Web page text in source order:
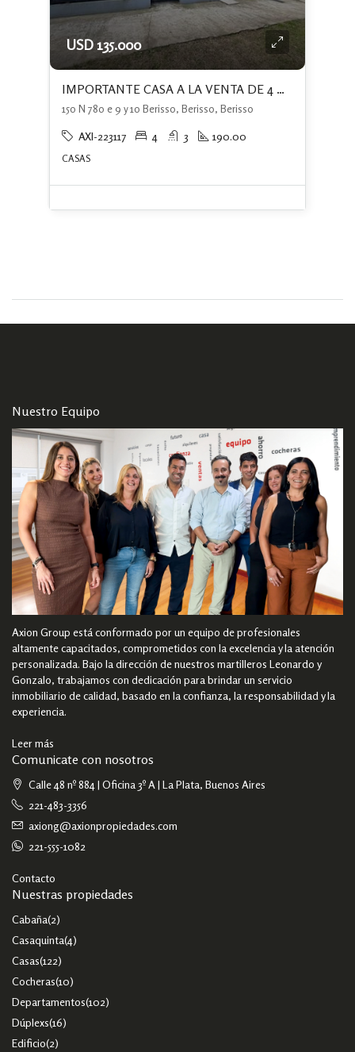
USD 135.000
IMPORTANTE CASA A LA VENTA DE 4 DORMITORIOS+PATIO CON PISCINA+ QUINCHO
150 N 780 e 9 y 10 Berisso, Berisso, Berisso
AXI-223117 4 3 190.00
CASAS
Nuestro Equipo
Axion Group está conformado por un equipo de profesionales
altamente capacitados, comprometidos con la excelencia y la atención
personalizada. Bajo la dirección de nuestros martilleros Leonardo y
Gonzalo, trabajamos con dedicación para brindar un servicio
inmobiliario de calidad, basado en la confianza, la responsabilidad y la
experiencia.
Leer más
Comunicate con nosotros
Calle 48 nº 884 | Oficina 3º A | La Plata, Buenos Aires
221-483-3356
axiong@axionpropiedades.com
221-555-1082
Contacto
Nuestras propiedades
Cabaña(2)
Casaquinta(4)
Casas(122)
Cocheras(10)
Departamentos(102)
Dúplexs(16)
Edificio(2)